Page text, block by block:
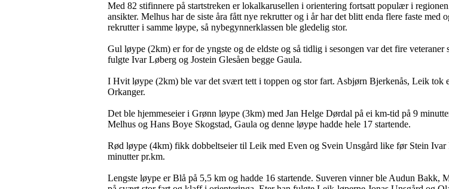
Med 82 stifinnere på startstreken er lokalkarusellen i orientering fortsatt populær i
ansikter. Melhus har de siste åra fått nye rekrutter og i år har det blitt enda flere faste
rekrutter i samme løype, så nybegynnerklassen ble gledelig stor.
Gul løype (2km) er for de yngste og de eldste og så tidlig i sesongen var det fire
fulgte Ivar Løberg og Jostein Glesåen begge Gaula.
I Hvit løype (2km) ble var det svært tett i toppen og stor fart. Asbjørn Bjerkenås, Leik tok
Orkanger.
Det ble hjemmeseier i Grønn løype (3km) med Jan Helge Dørdal på ei km-tid på 9
Melhus og Hans Boye Skogstad, Gaula og denne løype hadde hele 17 startende.
Rød løype (4km) fikk dobbeltseier til Leik med Even og Svein Unsgård like før Stein
minutter pr.km.
Lengste løype er Blå på 5,5 km og hadde 16 startende. Suveren vinner ble Audun Bakk,